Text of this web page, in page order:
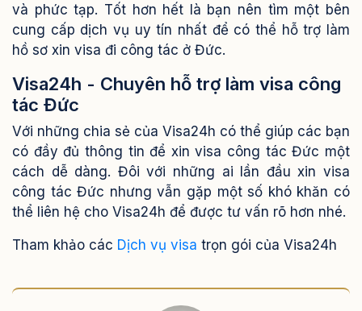
và phức tạp. Tốt hơn hết là bạn nên tìm một bên
cung cấp dịch vụ uy tín nhất để có thể hỗ trợ làm
hồ sơ xin visa đi công tác ở Đức.
Visa24h - Chuyên hỗ trợ làm visa công
tác Đức
Với những chia sẻ của Visa24h có thể giúp các bạn
có đầy đủ thông tin để xin visa công tác Đức một
cách dễ dàng. Đôi với những ai lần đầu xin visa
công tác Đức nhưng vẫn gặp một số khó khăn có
thể liên hệ cho Visa24h để được tư vấn rõ hơn nhé.
Tham khảo các Dịch vụ visa trọn gói của Visa24h